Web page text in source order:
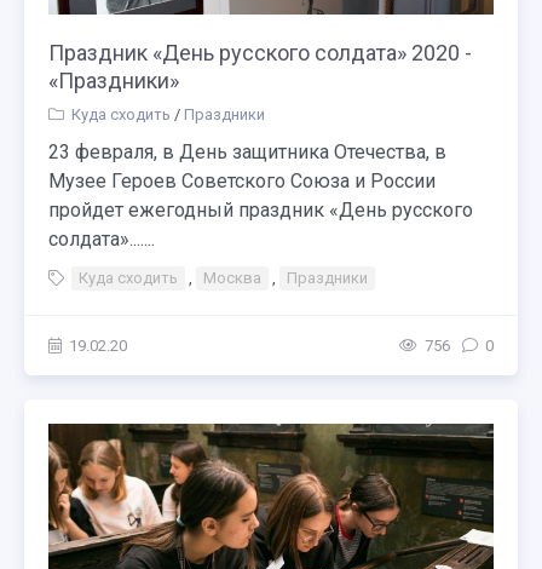
Праздник «День русского солдата» 2020 -
«Праздники»
Куда сходить / Праздники
23 февраля, в День защитника Отечества, в
Музее Героев Советского Союза и России
пройдет ежегодный праздник «День русского
солдата».......
Куда сходить , Москва , Праздники
19.02.20 756 0